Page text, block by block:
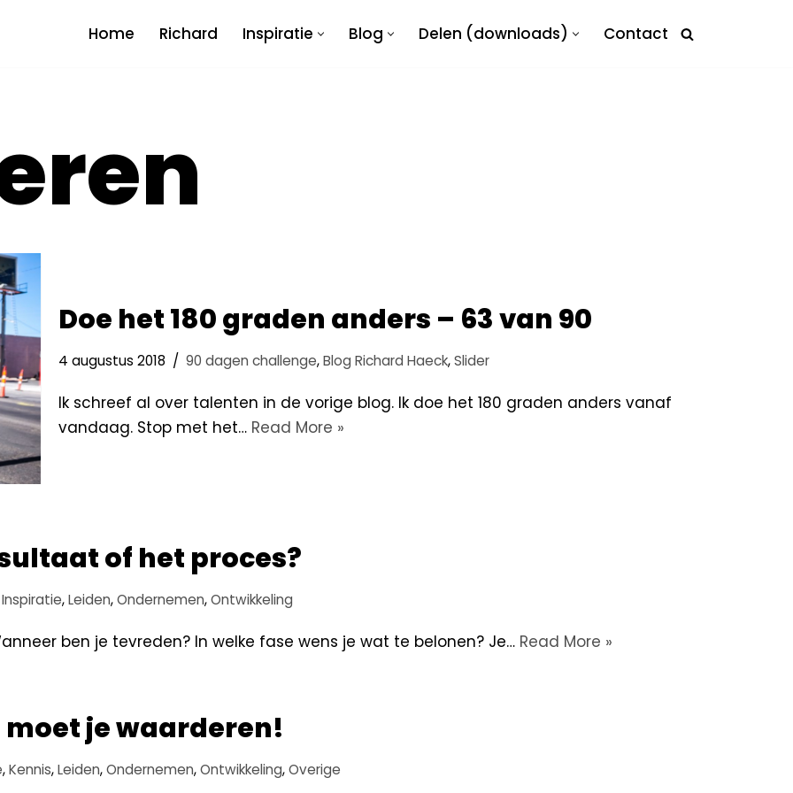
Home Richard Inspiratie Blog Delen (downloads) Contact
Doe het 180 graden anders – 63 van 90
4 augustus 2018 90 dagen challenge,Blog Richard Haeck,Slider
Ik schreef al over talenten in de vorige blog. Ik doe het 180 graden anders vanaf
vandaag. Stop met het… Read More »
of het proces?
Inspiratie,Leiden,Ondernemen,Ontwikkeling
ben je tevreden? In welke fase wens je wat te belonen? Je… Read More »
je waarderen!
,Kennis,Leiden,Ondernemen,Ontwikkeling,Overige